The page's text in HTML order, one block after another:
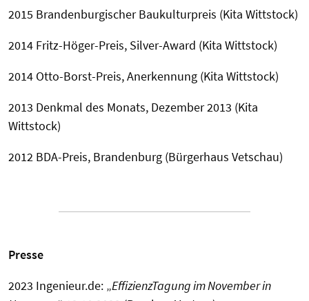
2015 Brandenburgischer Baukulturpreis (Kita Wittstock)
2014 Fritz-Höger-Preis, Silver-Award (Kita Wittstock)
2014 Otto-Borst-Preis, Anerkennung (Kita Wittstock)
2013 Denkmal des Monats, Dezember 2013 (Kita
Wittstock)
2012 BDA-Preis, Brandenburg (Bürgerhaus Vetschau)
Presse
2023 Ingenieur.de: „EffizienzTagung im November in